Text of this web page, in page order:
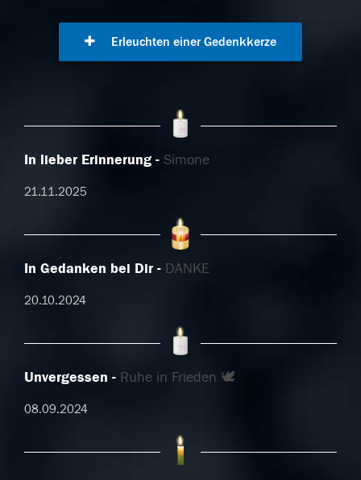
Erleuchten einer Gedenkkerze
In lieber Erinnerung Simone
21.11.2025
In Gedanken bei Dir DANKE
20.10.2024
Unvergessen Ruhe in Frieden 🕊️
08.09.2024